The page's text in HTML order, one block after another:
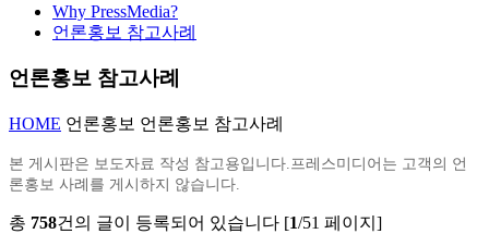
Why PressMedia?
언론홍보 참고사례
언론홍보 참고사례
HOME 언론홍보 언론홍보 참고사례
본 게시판은 보도자료 작성 참고용입니다.프레스미디어는 고객의 언
론홍보 사례를 게시하지 않습니다.
총 758건의 글이 등록되어 있습니다 [1/51 페이지]